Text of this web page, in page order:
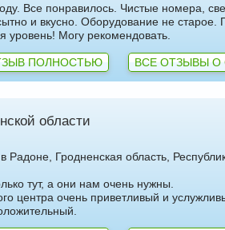
Все понравилось. Чистые номера,
и вкусно. Оборудование не старое.
уровень! Могу рекомендовать.
ПОЛНОСТЬЮ ВСЕ ОТЗЫВЫ О
области
Радоне, Гродненская область,
тут, а они нам очень нужны.
центра очень приветливый и